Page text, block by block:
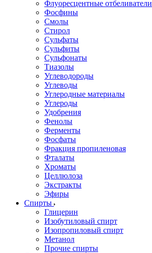
Флуоресцентные отбеливатели
Фосфины
Смолы
Стирол
Сульфаты
Сульфиты
Сульфонаты
Тиазолы
Углеводороды
Углеводы
Углеродные материалы
Углероды
Удобрения
Фенолы
Ферменты
Фосфаты
Фракция пропиленовая
Фталаты
Хроматы
Целлюлоза
Экстракты
Эфиры
Спирты
Глицерин
Изобутиловый спирт
Изопропиловый спирт
Метанол
Прочие спирты